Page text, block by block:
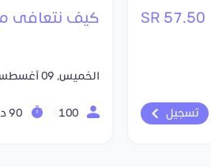
57.50 SR
تسجيل
كيف نتعافى
الخميس, 09 أغسطس 2026 | 09:00 م - 10:30 م